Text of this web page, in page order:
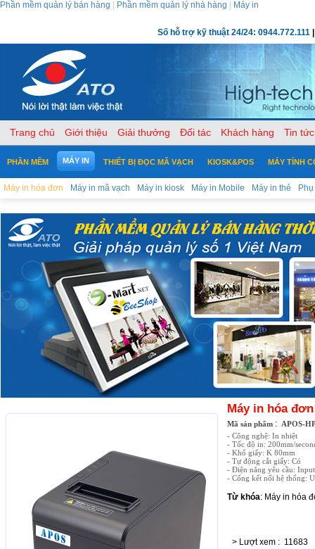
Phần mềm quản lý bán hàng Phần mềm quản lý nhà hàng Máy in
Số hỗ trợ kỹ thuật 24/24: 0944.772.111
Trang chủ Giới thiệu Giải thưởng Đối tác Khách hàng Tin tức
PHẦN MỀM MÁY IN
Máy in hóa đơn Máy in mã vạch Máy in kiosk Máy in Mobile Máy in thẻ
THIẾT BỊ ĐỌC MÃ VẠCH KIOSK&POS MÁY TÍNH
Máy in hóa đơn
Mã sản phẩm : APOS-
- Công nghệ: In nhiệt
- Tốc độ in: 200mm/
- Khổ giấy: K 80mm
- Tự động cắt giấy: Có
- Điện năng yêu cầu:
- Cổng kết nối hệ thống:
Từ khóa: Máy in hóa
> Lượt xem : 11683